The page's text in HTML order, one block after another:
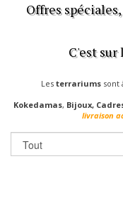
Offres
C'est sur
Lesterrariums sont
Kokedamas, Bijoux,
livraison